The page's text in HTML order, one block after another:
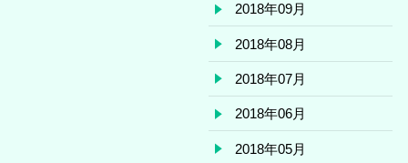
2018年09月
2018年08月
2018年07月
2018年06月
2018年05月